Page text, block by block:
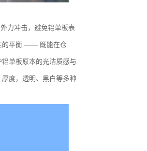
力冲击，避免铝单板表
的平衡 —— 既能在仓
单板原本的光洁质感与
度，透明、黑白等多种